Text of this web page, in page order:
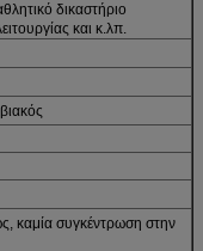
δικαστήριο
και κ.λπ.
καμία συγκέντρωση στην